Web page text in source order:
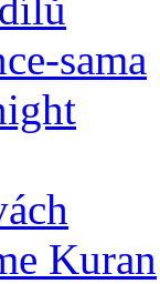
sama
Kuran